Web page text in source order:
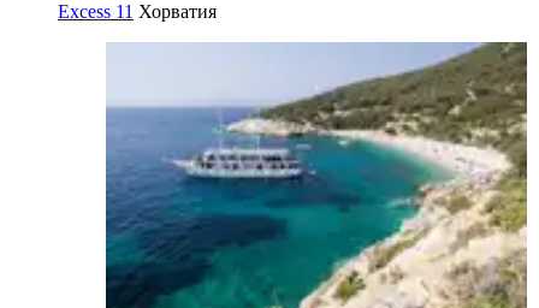
Excess 11 Хорватия